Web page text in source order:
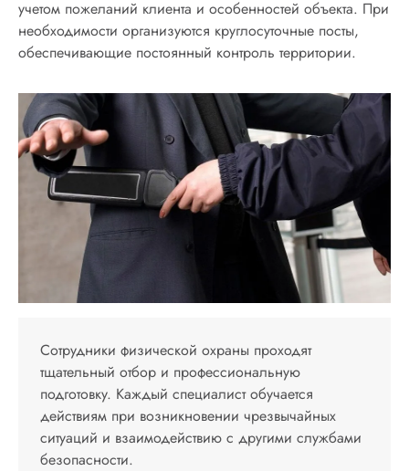
учетом пожеланий клиента и особенностей объекта. При
необходимости организуются круглосуточные посты,
обеспечивающие постоянный контроль территории.
Сотрудники физической охраны проходят
тщательный отбор и профессиональную
подготовку. Каждый специалист обучается
действиям при возникновении чрезвычайных
ситуаций и взаимодействию с другими службами
безопасности.